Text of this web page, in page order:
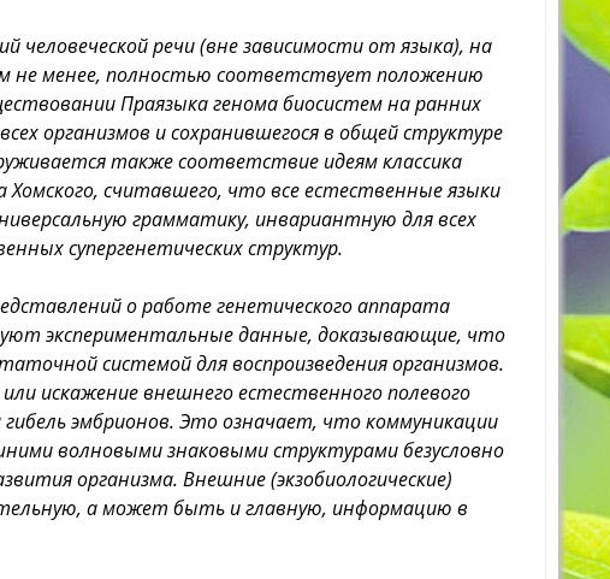
человеческой речи (вне зависимости от языка), на
не менее, полностью соответствует положению
Праязыка генома биосистем на ранних
организмов и сохранившегося в общей структуре
также соответствие идеям классика
считавшего, что все естественные языки
грамматику, инвариантную для всех
супергенетических структур.
о работе генетического аппарата
экспериментальные данные, доказывающие, что
системой для воспроизведения организмов.
искажение внешнего естественного полевого
эмбрионов. Это означает, что коммуникации
волновыми знаковыми структурами безусловно
организма. Внешние (экзобиологические)
а может быть и главную, информацию в